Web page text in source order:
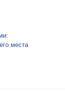
места